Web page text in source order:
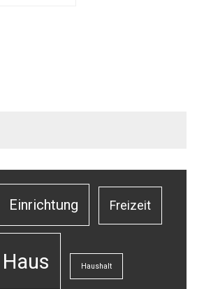
Einrichtung Freizeit
Haus Haushalt